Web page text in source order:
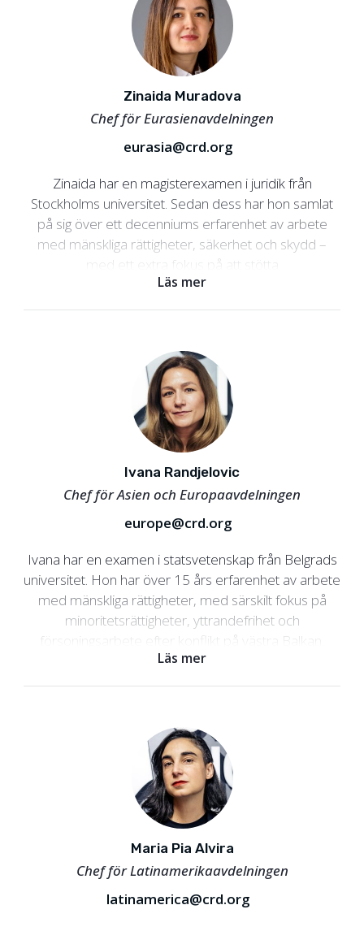
arbete för yttrandefrihet av både Human Rights
Watch och Reportrar utan gränser.
Zinaida Muradova
Chef för Eurasienavdelningen
eurasia@crd.org
Zinaida har en magisterexamen i juridik från
Stockholms universitet. Sedan dess har hon samlat
på sig över ett decenniums erfarenhet av arbete
med mänskliga rättigheter, säkerhet och skydd –
med ett extra fokus på att stötta
människorättsförsvarare som utsätts för fara eller
befinner sig i högriskmiljöer. Tidigare kommer hon
europeiska integrationsprocesser i samarbete med
det armeniska parlamentet. I rollen ingick bland
annat att utarbeta policyrekommendationer och
bidra till utformningen av EU-initiativ och EU-
lagstiftning inom ramen för the Eastern Partnership.
Läs mer
Ivana Randjelovic
Chef för Asien och Europaavdelningen
europe@crd.org
Ivana har en examen i statsvetenskap från Belgrads
universitet. Hon har över 15 års erfarenhet av arbete
med mänskliga rättigheter, med särskilt fokus på
minoritetsrättigheter, yttrandefrihet och
försoningsarbete efter konflikt på västra Balkan.
Innan hon började på Civil Rights Defenders
arbetade hon med civilsamhällesorganisationer som
demokratiska värderingar och stärka kapaciteten hos
ansvariga lokalt.
Läs mer
Maria Pia Alvira
Chef för Latinamerikaavdelningen
latinamerica@crd.org